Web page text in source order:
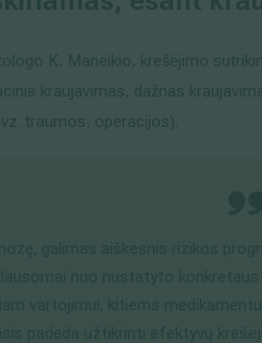
K. Maneikio, krešėjimo
kraujavimas, dažnas
traumos, operacijos).